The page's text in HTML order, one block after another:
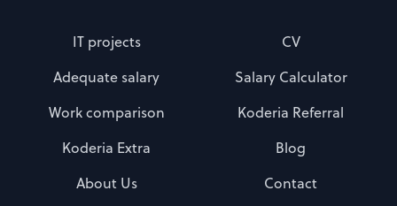
IT projects
CV
Adequate salary
Salary Calculator
Work comparison
Koderia Referral
Koderia Extra
Blog
About Us
Contact